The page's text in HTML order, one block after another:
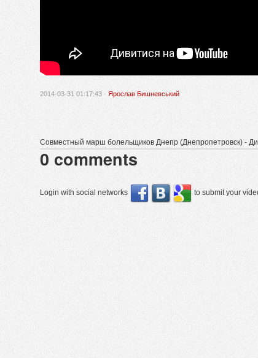
2014-03-31 01:17:43 · Ярослав Бишневський
Совместный марш болельщиков Днепр (Днепропетровск) -
0 comments
Login with social networks to submit your